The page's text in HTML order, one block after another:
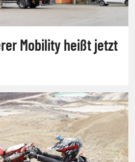
Mobility heißt jetzt